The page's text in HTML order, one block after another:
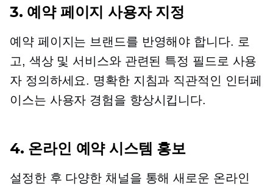
3. 예약 페이지 사용자 지정
예약 페이지는 브랜드를 반영해야 합니다. 로
고, 색상 및 서비스와 관련된 특정 필드로 사용
자 정의하세요. 명확한 지침과 직관적인 인터페
이스는 사용자 경험을 향상시킵니다.
4. 온라인 예약 시스템 홍보
설정한 후 다양한 채널을 통해 새로운 온라인